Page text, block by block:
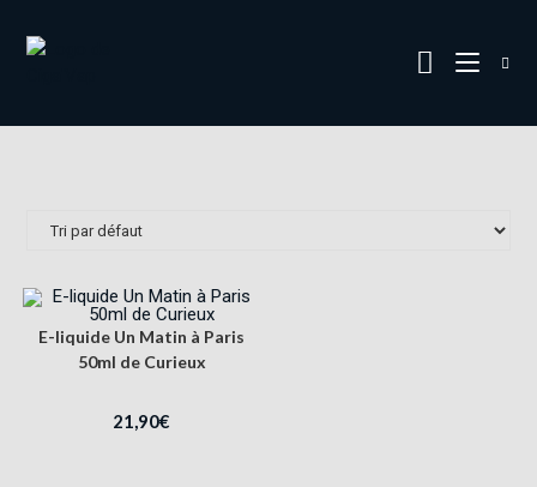
E-liquide Un Matin à Paris
50ml de Curieux
21,90€